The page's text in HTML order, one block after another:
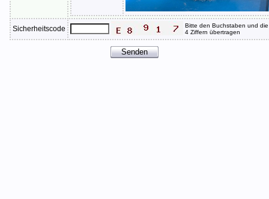
Sicherheitscode
Bitte den Buchstaben und die
4 Ziffern übertragen